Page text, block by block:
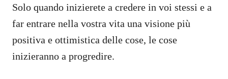
Solo quando inizierete a credere in voi stessi e a
far entrare nella vostra vita una visione più
positiva e ottimistica delle cose, le cose
inizieranno a progredire.